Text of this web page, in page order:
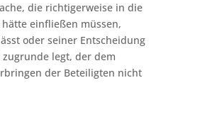
die richtigerweise in die
einfließen müssen,
oder seiner Entscheidung
legt, der dem
der Beteiligten nicht